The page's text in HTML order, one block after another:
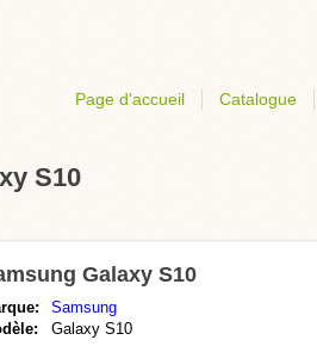
Page d'accueil Catalogue
S10
Galaxy S10
Samsung
Galaxy S10